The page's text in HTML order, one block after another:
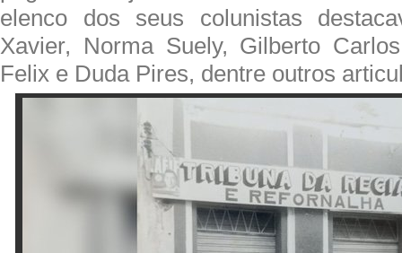
elenco dos seus colunistas
Xavier, Norma Suely, Gilberto
Felix e Duda Pires, dentre outros